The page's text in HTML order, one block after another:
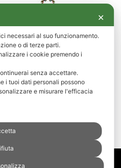
Santa Croce del Sannio e
di Circello.
PNRR M1C3 - Intervento
dei borghi storici.
✕
necessari al suo funzionamento.
o di terze parti.
i cookie premendo i
senza accettare.
i tuoi dati personali possono
e misurare l'efficacia